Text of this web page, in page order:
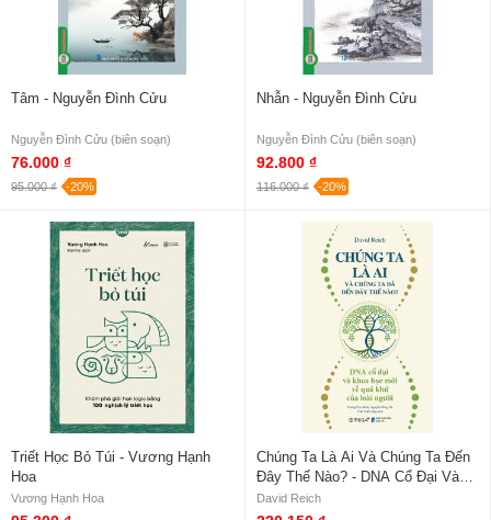
Tâm - Nguyễn Đình Cửu
Nguyễn Đình Cửu (biên soạn)
76.000 ₫
95.000 ₫ -20%
Nhẫn - Nguyễn Đình Cửu
Nguyễn Đình Cửu (biên soạn)
92.800 ₫
116.000 ₫ -20%
Triết Học Bỏ Túi - Vương Hạnh
Hoa
Vương Hạnh Hoa
Chúng Ta Là Ai Và Chúng Ta Đến
Đây Thế Nào? - DNA Cổ Đại Và
Khoa Học Mới Về Quá Khứ Của
Loài Người
David Reich